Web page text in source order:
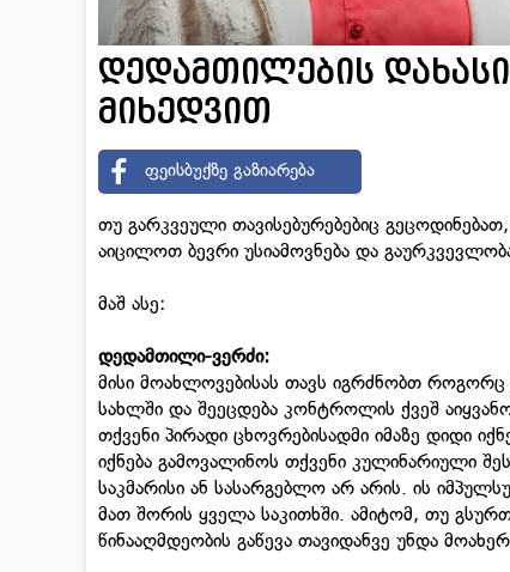
დედამთილების
მიხედვით
ფეისბუქზე გაზიარება
თუ გარკვეული თავისებურებებიც
აიცილოთ ბევრი უსიამოვნება და
მაშ ასე:
დედამთილი-ვერძი:
მისი მოახლოვებისას თავს იგრძნობთ როგორც
სახლში და შეეცდება კონტროლის ქვეშ
თქვენი პირადი ცხოვრებისადმი იმაზე დიდი
იქნება გამოვალინოს თქვენი კულინარიული
საკმარისი ან სასარგებლო არ არის. ის
მათ შორის ყველა საკითხში. ამიტომ, თუ
წინააღმდეობის გაწევა თავიდანვე უნდა